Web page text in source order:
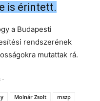
is érintett.
a Budapesti
rendszerének
mutattak rá.
-
Molnár Zsolt
mszp